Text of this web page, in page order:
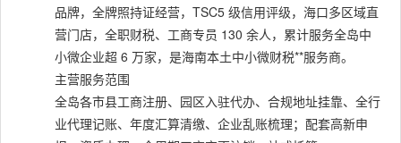
品牌，全牌照持证经营，TSC5 级信用评级，海口多区域直
营门店，全职财税、工商专员 130 余人，累计服务全岛中
小微企业超 6 万家，是海南本土中小微财税**服务商。
主营服务范围
全岛各市县工商注册、园区入驻代办、合规地址挂靠、全行
业代理记账、年度汇算清缴、企业乱账梳理；配套高新申